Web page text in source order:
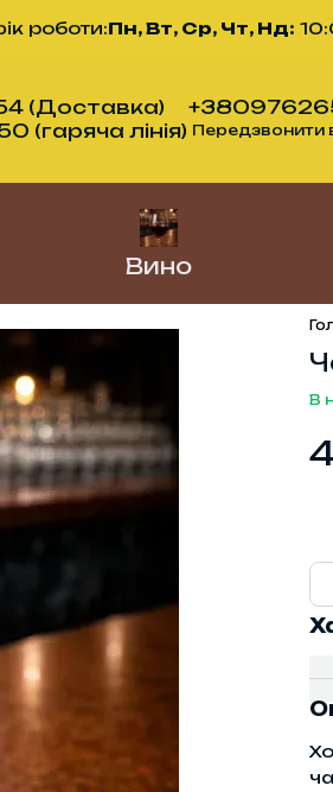
роботи:Пн, Вт, Ср, Чт, Нд:
(Доставка)
(гаряча лінія) Передзвонити
Вино
В